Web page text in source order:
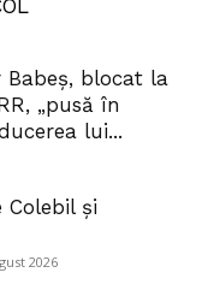
blocat la
„pusă în
lui...
Colebil și
2026